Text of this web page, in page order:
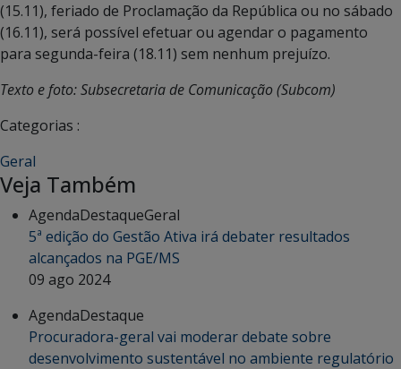
(15.11), feriado de Proclamação da República ou no sábado
(16.11), será possível efetuar ou agendar o pagamento
para segunda-feira (18.11) sem nenhum prejuízo.
Texto e foto: Subsecretaria de Comunicação (Subcom)
Categorias :
Geral
Veja Também
AgendaDestaqueGeral
5ª edição do Gestão Ativa irá debater resultados
alcançados na PGE/MS
09 ago 2024
AgendaDestaque
Procuradora-geral vai moderar debate sobre
desenvolvimento sustentável no ambiente regulatório